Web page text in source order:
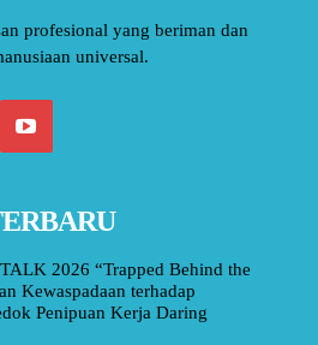
profesional yang beriman dan
universal.
2026 “Trapped Behind the
Kewaspadaan terhadap
Penipuan Kerja Daring